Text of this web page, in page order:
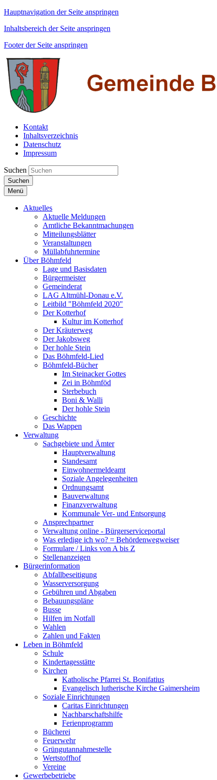
Hauptnavigation der Seite anspringen
Inhaltsbereich der Seite anspringen
Footer der Seite anspringen
Kontakt
Inhaltsverzeichnis
Datenschutz
Impressum
Suchen
Suchen
Menü
Aktuelles
Aktuelle Meldungen
Amtliche Bekanntmachungen
Mitteilungsblätter
Veranstaltungen
Müllabfuhrtermine
Über Böhmfeld
Lage und Basisdaten
Bürgermeister
Gemeinderat
LAG Altmühl-Donau e.V.
Leitbild "Böhmfeld 2020"
Der Kotterhof
Kultur im Kotterhof
Der Kräuterweg
Der Jakobsweg
Der hohle Stein
Das Böhmfeld-Lied
Böhmfeld-Bücher
Im Steinacker Gottes
Zei in Böhmföd
Sterbebuch
Boni & Walli
Der hohle Stein
Geschichte
Das Wappen
Verwaltung
Sachgebiete und Ämter
Hauptverwaltung
Standesamt
Einwohnermeldeamt
Soziale Angelegenheiten
Ordnungsamt
Bauverwaltung
Finanzverwaltung
Kommunale Ver- und Entsorgung
Ansprechpartner
Verwaltung online - Bürgerserviceportal
Was erledige ich wo? = Behördenwegweiser
Formulare / Links von A bis Z
Stellenanzeigen
Bürgerinformation
Abfallbeseitigung
Wasserversorgung
Gebühren und Abgaben
Bebauungspläne
Busse
Hilfen im Notfall
Wahlen
Zahlen und Fakten
Leben in Böhmfeld
Schule
Kindertagesstätte
Kirchen
Katholische Pfarrei St. Bonifatius
Evangelisch lutherische Kirche Gaimersheim
Soziale Einrichtungen
Caritas Einrichtungen
Nachbarschaftshilfe
Ferienprogramm
Bücherei
Feuerwehr
Grüngutannahmestelle
Wertstoffhof
Vereine
Gewerbebetriebe